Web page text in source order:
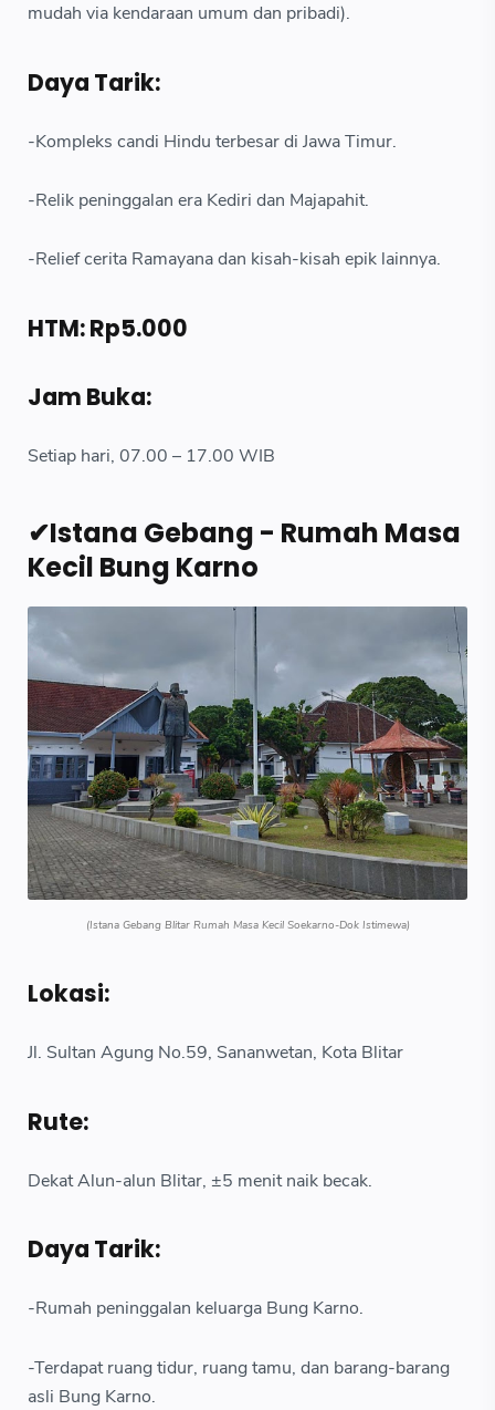
mudah via kendaraan umum dan pribadi).
Daya Tarik:
-Kompleks candi Hindu terbesar di Jawa Timur.
-Relik peninggalan era Kediri dan Majapahit.
-Relief cerita Ramayana dan kisah-kisah epik lainnya.
HTM: Rp5.000
Jam Buka:
Setiap hari, 07.00 – 17.00 WIB
✔Istana Gebang - Rumah Masa
Kecil Bung Karno
(Istana Gebang Blitar Rumah Masa Kecil Soekarno-Dok Istimewa)
Lokasi:
Jl. Sultan Agung No.59, Sananwetan, Kota Blitar
Rute:
Dekat Alun-alun Blitar, ±5 menit naik becak.
Daya Tarik:
-Rumah peninggalan keluarga Bung Karno.
-Terdapat ruang tidur, ruang tamu, dan barang-barang
asli Bung Karno.